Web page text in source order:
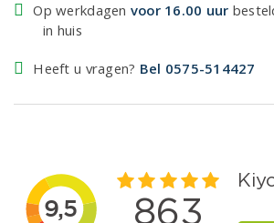
Op werkdagen voor 16.00 uur
in huis
Heeft u vragen? Bel 0575-514427